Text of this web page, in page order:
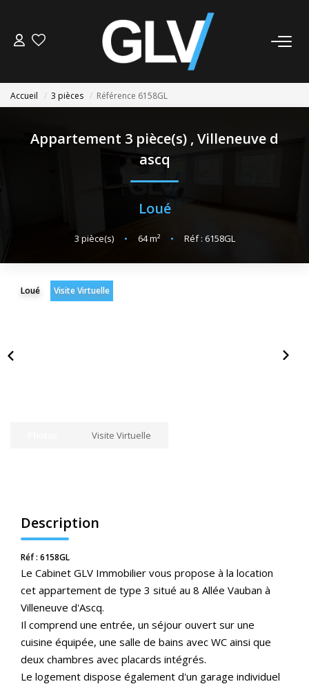
LOCATION
GESTION
SYNDIC
NOS AGENCES
Nos Agences
Accueil 3 pièces Référence 6158GL
Appartement 3 pièce(s) , Villeneuve d
ascq
Loué
3 pièce(s) • 64m² • Réf : 6158GL
Loué Visite Virtuelle
Visite Virtuelle
Description
Réf : 6158GL
Le Cabinet GLV Immobilier vous propose à la location
cet appartement de type 3 situé au 8 Allée Vauban à
Villeneuve d'Ascq.
Il comprend une entrée, un séjour ouvert sur une
cuisine équipée, une salle de bains avec WC ainsi que
deux chambres avec placards intégrés.
Le logement dispose également d'un garage individuel